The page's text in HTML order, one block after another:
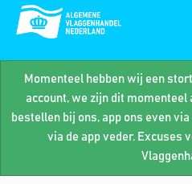
Momenteel hebben wij een
account, we zijn dit momenteel
bestellen bij ons, app ons even
via de app veder. Excuses